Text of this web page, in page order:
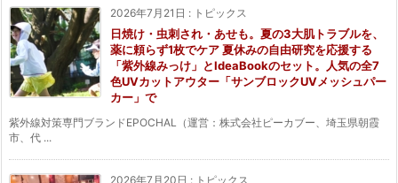
2026年7月21日 : トピックス
日焼け・虫刺され・あせも。夏の3大肌トラブルを、
薬に頼らず1枚でケア 夏休みの自由研究を応援する
「紫外線みっけ」とIdeaBookのセット。人気の全7
色UVカットアウター「サンブロックUVメッシュパー
カー」で
紫外線対策専門ブランドEPOCHAL（運営：株式会社ピーカブー、埼玉県朝霞
市、代 ...
2026年7月20日 : トピックス